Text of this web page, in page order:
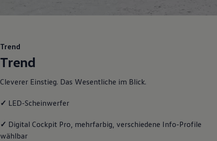
Räder und Reifen
Transport
Entertainment und Elektronik
Wallbox und Ladekabel
Dienste für Ihr Modell finden
Volkswagen Apps, Login und Shop
Trend
Trend
Cleverer Einstieg. Das Wesentliche im Blick.
✓ LED-Scheinwerfer
✓ Digital Cockpit Pro, mehrfarbig, verschiedene Info-Profile
wählbar